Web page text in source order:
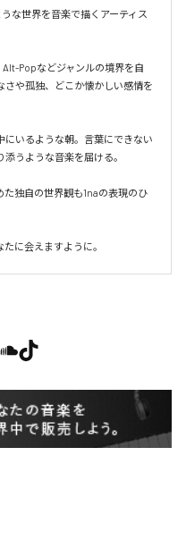
うな世界を音楽で描くアーティス
Popなどジャンルの境界を自
さや孤独、どこか懐かしい感情を
にいるような朝。言葉にできない
うような音楽を届ける。
独自の世界観も1naの表現のひ
に会えますように。